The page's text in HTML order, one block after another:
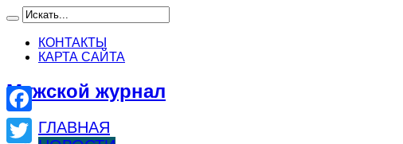
КОНТАКТЫ
КАРТА САЙТА
Мужской журнал
ГЛАВНАЯ
Facebook